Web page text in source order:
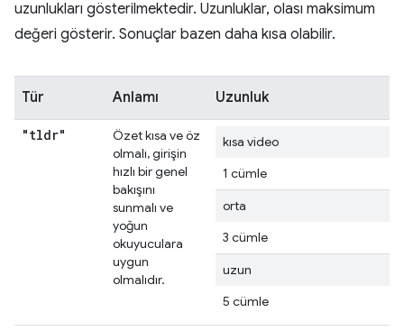
uzunlukları gösterilmektedir. Uzunluklar, olası maksimum
değeri gösterir. Sonuçlar bazen daha kısa olabilir.
Tür Anlamı Uzunluk
"tldr"
Özet kısa ve öz
olmalı, girişin
hızlı bir genel
bakışını
sunmalı ve
yoğun
okuyuculara
uygun
olmalıdır.
kısa video
1 cümle
orta
3 cümle
uzun
5 cümle